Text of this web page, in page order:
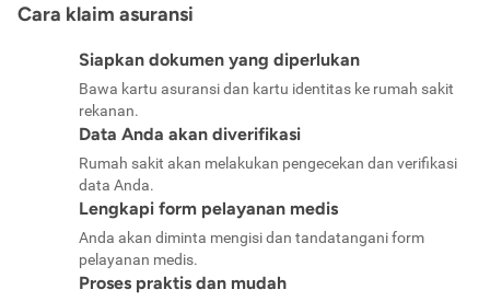
Cara klaim asuransi
Siapkan dokumen yang diperlukan
Bawa kartu asuransi dan kartu identitas ke rumah sakit
rekanan.
Data Anda akan diverifikasi
Rumah sakit akan melakukan pengecekan dan verifikasi
data Anda.
Lengkapi form pelayanan medis
Anda akan diminta mengisi dan tandatangani form
pelayanan medis.
Proses praktis dan mudah